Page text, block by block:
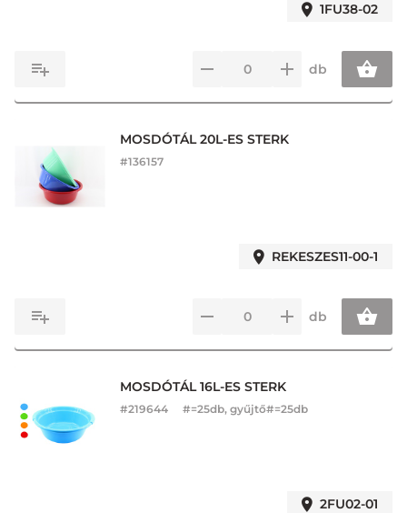
1FU38-02
db
MOSDÓTÁL 20L-ES STERK
#136157
REKESZES11-00-1
db
MOSDÓTÁL 16L-ES STERK
#219644 #=25db, gyűjtő#=25db
2FU02-01